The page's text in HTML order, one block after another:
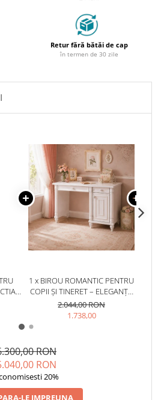
Retur fără bătăi de cap
în termen de 30 zile
CM
1 x BIROU ROMANTIC PENTRU
COPII ȘI TINERET – ELEGANȚĂ
ȘI FUNCȚIONALITATE,
117X62X75 CM
2.044,00 RON
1.738,00
RON
RON
20%
LE IMPREUNA